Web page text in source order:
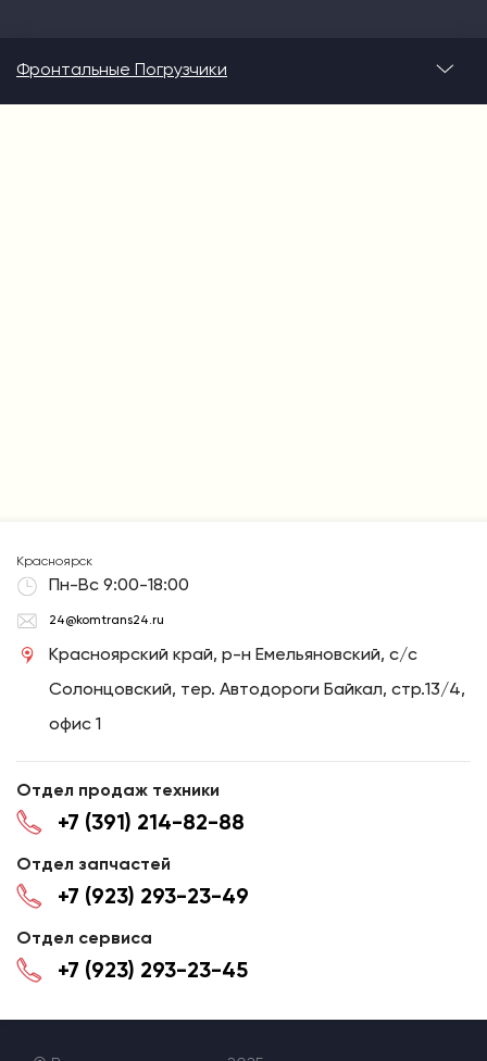
Фронтальные Погрузчики
Красноярск
Пн-Вс 9:00-18:00
24@komtrans24.ru
Красноярский край, р-н Емельяновский, с/с
Солонцовский, тер. Автодороги Байкал, стр.13/4,
офис 1
Отдел продаж техники
+7 (391) 214-82-88
Отдел запчастей
+7 (923) 293-23-49
Отдел сервиса
+7 (923) 293-23-45